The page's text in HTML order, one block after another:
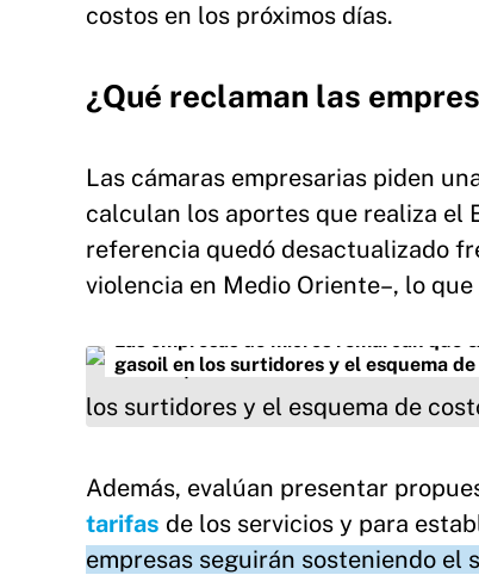
costos en los próximos días.
¿Qué reclaman las
Las cámaras empresarias piden
calculan los aportes que realiza el
referencia quedó desactualizado
violencia en Medio Oriente–, lo
Las empresas de micros remarcan
gasoil en los surtidores y el esquema
Además, evalúan presentar
tarifas de los servicios y para
empresas seguirán sosteniendo el